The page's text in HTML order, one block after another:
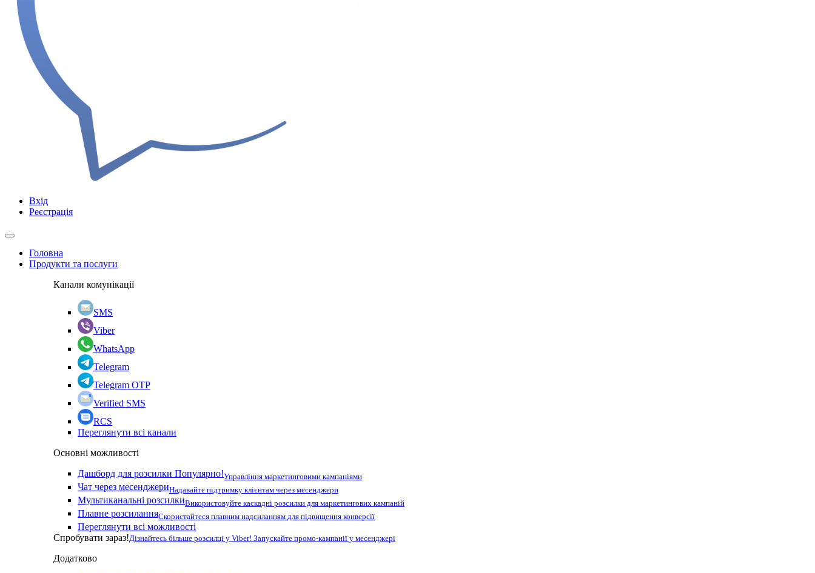
Вхід
Реєстрація
Головна
Продукти та послуги
Канали комунікації
SMS
Viber
WhatsApp
Telegram
Telegram OTP
Verified SMS
RCS
Переглянути всі канали
Основні можливості
Дашборд для розсилки Популярно!Управління маркетинговими кампаніями
Чат через месенджериНадавайте підтримку клієнтам через месенджери
Мультиканальні розсилкиВикористовуйте каскадні розсилки для маркетингових кампаній
Плавне розсиланняСкористайтеся плавним надсиланням для підвищення конверсії
Переглянути всі можливості
Спробувати зараз!Дізнайтесь більше розсилці у Viber! Запускайте промо-кампанії у месенджері
Додатково